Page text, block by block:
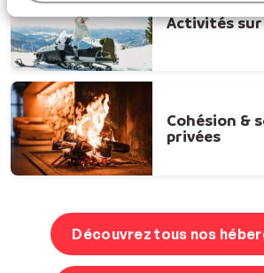
Cohésion & soirées
privées
Découvrez tous nos